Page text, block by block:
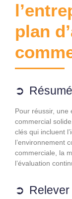
plan
Pour réussir, une
commercial
clés qui incluent
l’environnement
commerciale, la
l’évaluation